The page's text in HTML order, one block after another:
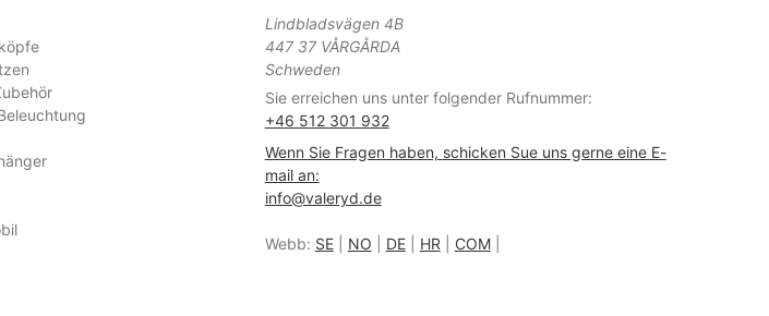
Lindbladsvägen 4B
447 37 VÅRGÅRDA
Schweden
Sie erreichen uns unter folgender Rufnummer:
+46 512 301 932
Wenn Sie Fragen haben, schicken Sue uns gerne eine E-
mail an:
info@valeryd.de
Webb: SE| NO DE| HR| COM|